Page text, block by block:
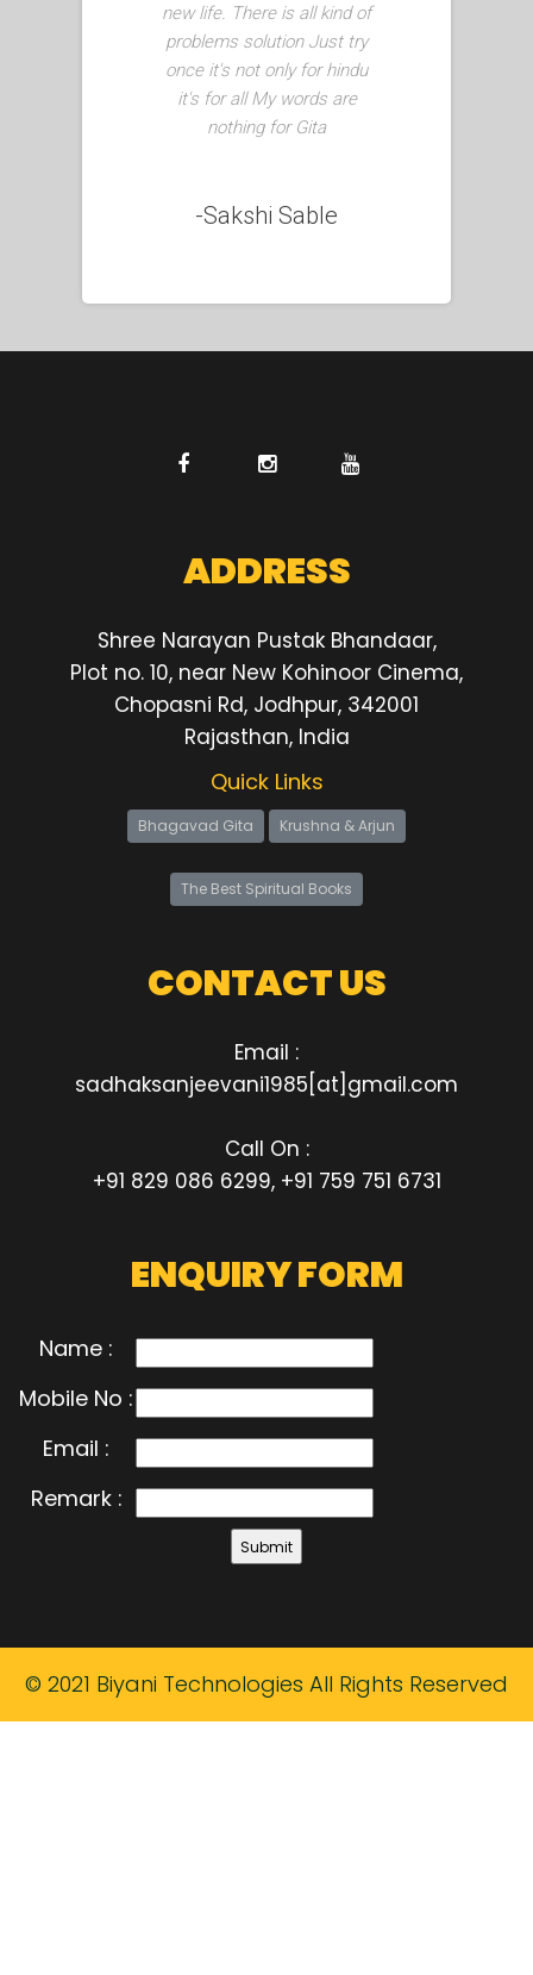
new life. There is all kind of
problems solution Just try
once it's not only for hindu
it's for all My words are
nothing for Gita
-Sakshi Sable
ADDRESS
Shree Narayan Pustak Bhandaar,
Plot no. 10, near New Kohinoor Cinema,
Chopasni Rd, Jodhpur, 342001
Rajasthan, India
Quick Links
Bhagavad Gita Krushna & Arjun
The Best Spiritual Books
CONTACT US
Email :
sadhaksanjeevani1985[at]gmail.com
Call On :
+91 829 086 6299, +91 759 751 6731
ENQUIRY FORM
Name :
Mobile No :
Email :
Remark :
© 2021 Biyani Technologies All Rights Reserved